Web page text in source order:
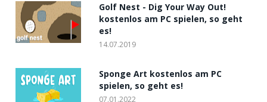
Golf Nest - Dig Your Way Out!
kostenlos am PC spielen, so geht
es!
14.07.2019
Sponge Art kostenlos am PC
spielen, so geht es!
07.01.2022